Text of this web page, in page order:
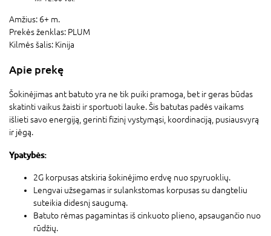
Amžius: 6+ m.
Prekės ženklas: PLUM
Kilmės šalis: Kinija
Apie prekę
Šokinėjimas ant batuto yra ne tik puiki pramoga, bet ir geras būdas
skatinti vaikus žaisti ir sportuoti lauke. Šis batutas padės vaikams
išlieti savo energiją, gerinti fizinį vystymąsi, koordinaciją, pusiausvyrą
ir jėgą.
Ypatybės:
2G korpusas atskiria šokinėjimo erdvę nuo spyruoklių.
Lengvai užsegamas ir sulankstomas korpusas su dangteliu
suteikia didesnį saugumą.
Batuto rėmas pagamintas iš cinkuoto plieno, apsaugančio nuo
rūdžių.